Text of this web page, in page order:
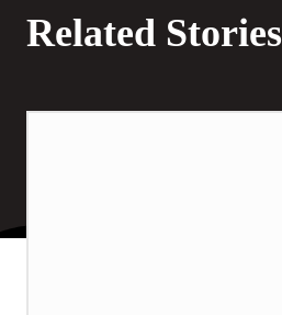
Related Stories